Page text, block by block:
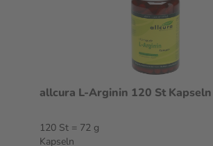
allcura L-Arginin 120 St Kapseln
120 St = 72 g
Kapseln